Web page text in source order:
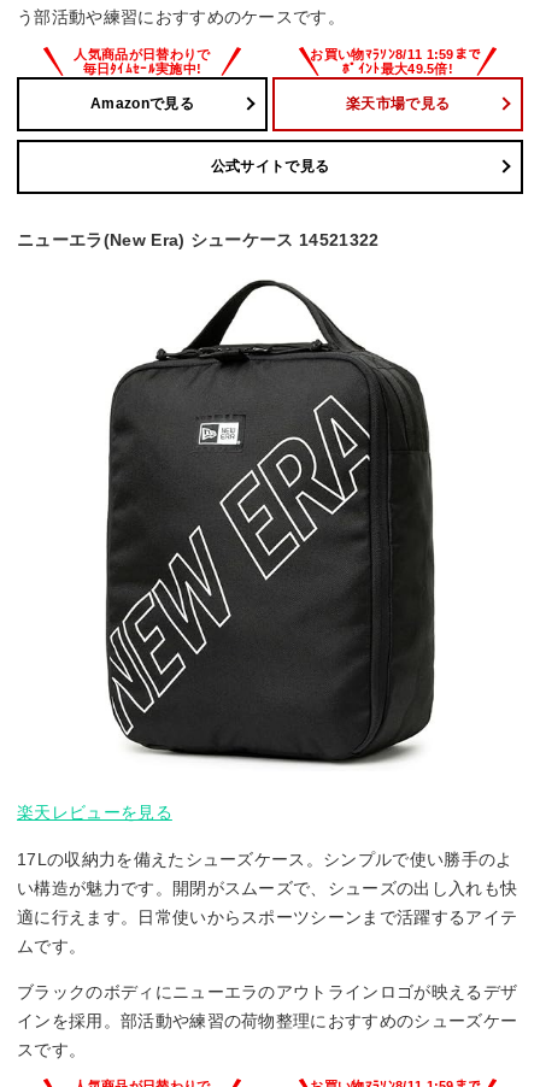
う部活動や練習におすすめのケースです。
Amazonで見る 楽天市場で見る
公式サイトで見る
ニューエラ(New Era) シューケース 14521322
楽天レビューを見る
17Lの収納力を備えたシューズケース。シンプルで使い勝手のよ
い構造が魅力です。開閉がスムーズで、シューズの出し入れも快
適に行えます。日常使いからスポーツシーンまで活躍するアイテ
ムです。
ブラックのボディにニューエラのアウトラインロゴが映えるデザ
インを採用。部活動や練習の荷物整理におすすめのシューズケー
スです。